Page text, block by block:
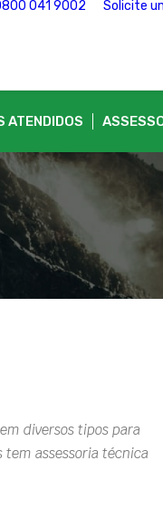
041 9002 Solicite
ATENDIDOS
diversos tipos para
tem assessoria técnica